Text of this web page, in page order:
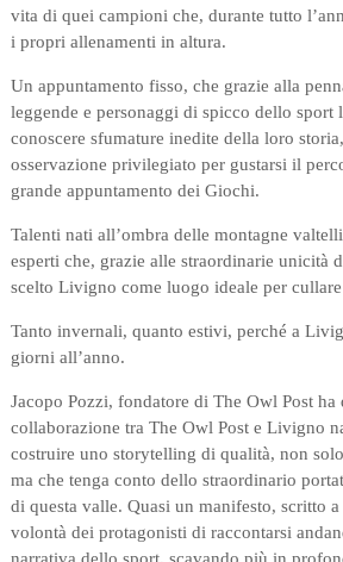
vita di quei campioni che, durante tutto
i propri allenamenti in altura.
Un appuntamento fisso, che grazie alla
leggende e personaggi di spicco dello sport
conoscere sfumature inedite della loro
osservazione privilegiato per gustarsi il
grande appuntamento dei Giochi.
Talenti nati all’ombra delle montagne
esperti che, grazie alle straordinarie unicità
scelto Livigno come luogo ideale per
Tanto invernali, quanto estivi, perché a
giorni all’anno.
Jacopo Pozzi, fondatore di The Owl Post ha
collaborazione tra The Owl Post e Livigno
costruire uno storytelling di qualità, non
ma che tenga conto dello straordinario
di questa valle. Quasi un manifesto, scritto
volontà dei protagonisti di raccontarsi